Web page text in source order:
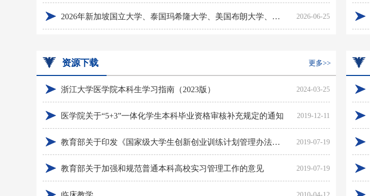
2026年新加坡国立大学、泰国玛希隆大学、美国布朗大学、加州大学洛杉矶分校、哥伦比亚大学临床见实习交流项目补选通知 2026-06-25
资源下载 更多>>
浙江大学医学院本科生学习指南（2023版） 2024-03-25
医学院关于“5+3”一体化学生本科毕业资格审核补充规定的通知 2019-12-11
教育部关于印发《国家级大学生创新创业训练计划管理办法》的通知 2019-07-19
教育部关于加强和规范普通本科高校实习管理工作的意见 2019-07-19